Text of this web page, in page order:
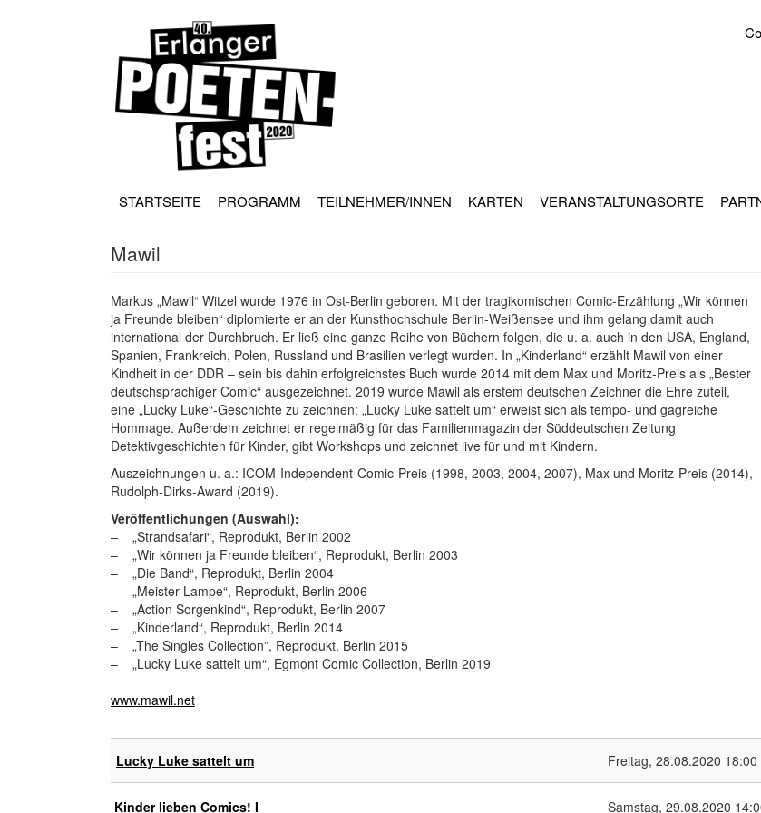
NAVIGATION
STARTSEITE PROGRAMM TEILNEHMER/INNEN KARTEN VERANSTALTUNGSORTE
Mawil
Markus „Mawil“ Witzel wurde 1976 in Ost-Berlin geboren. Mit der tragikomischen Comic-Erzählung „Wir können
ja Freunde bleiben“ diplomierte er an der Kunsthochschule Berlin-Weißensee und ihm gelang damit auch
international der Durchbruch. Er ließ eine ganze Reihe von Büchern folgen, die u. a. auch in den USA, England,
Spanien, Frankreich, Polen, Russland und Brasilien verlegt wurden. In „Kinderland“ erzählt Mawil von einer
Kindheit in der DDR – sein bis dahin erfolgreichstes Buch wurde 2014 mit dem Max und Moritz-Preis als „Bester
deutschsprachiger Comic“ ausgezeichnet. 2019 wurde Mawil als erstem deutschen Zeichner die Ehre zuteil,
eine „Lucky Luke“-Geschichte zu zeichnen: „Lucky Luke sattelt um“ erweist sich als tempo- und gagreiche
Hommage. Außerdem zeichnet er regelmäßig für das Familienmagazin der Süd­deutschen Zeitung
Detektivgeschichten für Kinder, gibt Workshops und zeichnet live für und mit Kindern.
Auszeichnungen u. a.: ICOM-Independent-Comic-Preis (1998, 2003, 2004, 2007), Max und Moritz-Preis (2014),
Rudolph-Dirks-Award (2019).
Veröffentlichungen (Auswahl):
– „Strandsafari“, Reprodukt, Berlin 2002
– „Wir können ja Freunde bleiben“, Reprodukt, Berlin 2003
– „Die Band“, Reprodukt, Berlin 2004
– „Meister Lampe“, Reprodukt, Berlin 2006
– „Action Sorgenkind“, Reprodukt, Berlin 2007
– „Kinderland“, Reprodukt, Berlin 2014
– „The Singles Collection”, Reprodukt, Berlin 2015
– „Lucky Luke sattelt um“, Egmont Comic Collection, Berlin 2019
www.mawil.net
Lucky Luke sattelt um Freitag, 28.08.2020 18:00
Kinder lieben Comics! I Samstag, 29.08.2020